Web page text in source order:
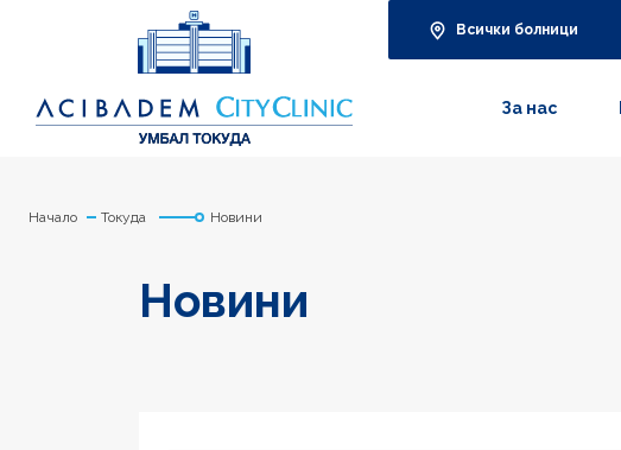
Всички болници
За нас
Начало Токуда Новини
Новини